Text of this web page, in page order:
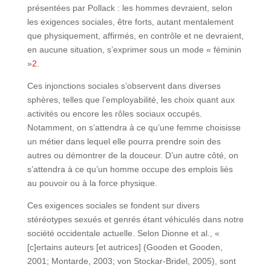
présentées par Pollack : les hommes devraient, selon
les exigences sociales, être forts, autant mentalement
que physiquement, affirmés, en contrôle et ne devraient,
en aucune situation, s’exprimer sous un mode « féminin
»2
Ces injonctions sociales s’observent dans diverses
sphères, telles que l’employabilité, les choix quant aux
activités ou encore les rôles sociaux occupés.
Notamment, on s’attendra à ce qu’une femme choisisse
un métier dans lequel elle pourra prendre soin des
autres ou démontrer de la douceur. D’un autre côté, on
s’attendra à ce qu’un homme occupe des emplois liés
au pouvoir ou à la force physique.
Ces exigences sociales se fondent sur divers
stéréotypes sexués et genrés étant véhiculés dans notre
société occidentale actuelle. Selon Dionne et al., «
[c]ertains auteurs [et autrices] (Gooden et Gooden,
2001; Montarde, 2003; von Stockar-Bridel, 2005), sont